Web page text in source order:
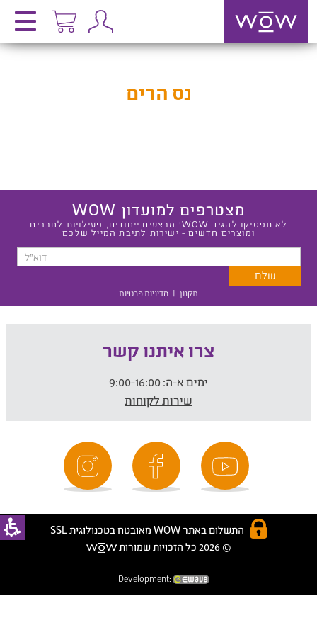
נס הרים
מצטרפים למועדון WOW
לא תפסיקו להגיד WOW! מבצעים ייחודים, פעילויות לחברים
ומוצרים חדשים - ישירות לתיבת המייל שלכם
תקנון | מדיניות פרטיות
צרו איתנו קשר
ימים א-ה:
שירות לקוחות
התשלום באתר WOW מאובטח בטכנולוגית SSL
© 2026 כל הזכויות שמורות
Development: